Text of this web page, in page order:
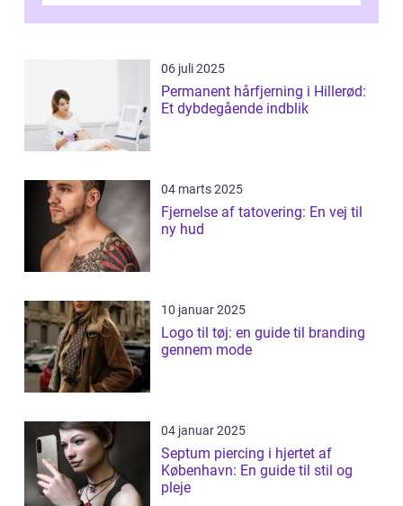
innova...
06 juli 2025
Permanent hårfjerning i Hillerød:
Et dybdegående indblik
04 marts 2025
Fjernelse af tatovering: En vej til
ny hud
10 januar 2025
Logo til tøj: en guide til branding
gennem mode
04 januar 2025
Septum piercing i hjertet af
København: En guide til stil og
pleje